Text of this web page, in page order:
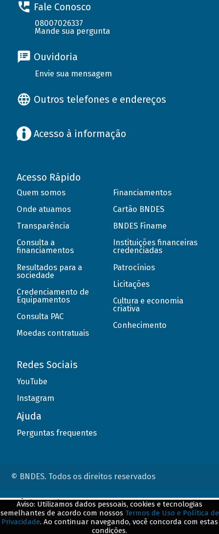
Fale Conosco
08007026337
Mande sua pergunta
Ouvidoria
Envie sua mensagem
Outros telefones e endereços
Acesso à informação
Acesso Rápido
Quem somos
Onde atuamos
Transparência
Consulta a
financiamentos
Resultados para a
sociedade
Credenciamento de
Equipamentos
Consulta PAC
Moedas contratuais
Financiamentos
Cartão BNDES
BNDES Finame
Instituições financeiras
credenciadas
Patrocínios
Licitações
Cultura e economia
criativa
Conhecimento
Redes Sociais
YouTube
Instagram
Ajuda
Perguntas frequentes
© BNDES. Todos os direitos reservados
Aviso: Utilizamos dados pessoais, cookies e tecnologias
semelhantes de acordo com nossos Termos de Uso e Política de
Privacidade. Ao continuar navegando, você concorda com estas
condições.
ConteÃºdo complementar
${title}${badge}